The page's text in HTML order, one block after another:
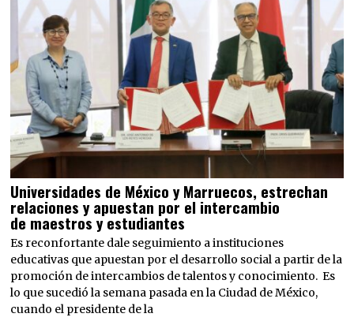
Universidades de México y Marruecos, estrechan
relaciones y apuestan por el intercambio
de maestros y estudiantes
Es reconfortante dale seguimiento a instituciones
educativas que apuestan por el desarrollo social a partir de la
promoción de intercambios de talentos y conocimiento. Es
lo que sucedió la semana pasada en la Ciudad de México,
cuando el presidente de la